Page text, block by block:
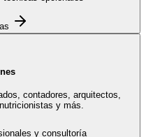
contadores, arquitectos,
y más.
y consultoría